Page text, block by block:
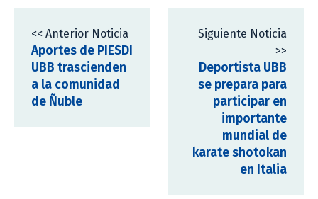
<< Anterior Noticia
Aportes de PIESDI
UBB trascienden
a la comunidad
de Ñuble
Siguiente Noticia
>>
Deportista UBB
se prepara para
participar en
importante
mundial de
karate shotokan
en Italia